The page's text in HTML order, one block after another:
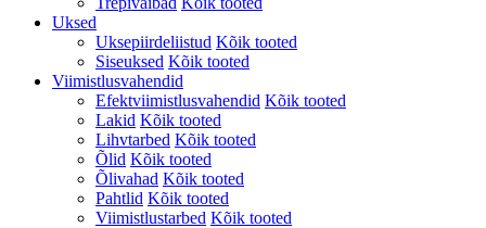
Uksed
Uksepiirdeliistud Kõik tooted
Siseuksed Kõik tooted
Viimistlusvahendid
Efektviimistlusvahendid Kõik tooted
Lakid Kõik tooted
Lihvtarbed Kõik tooted
Õlid Kõik tooted
Õlivahad Kõik tooted
Pahtlid Kõik tooted
Viimistlustarbed Kõik tooted